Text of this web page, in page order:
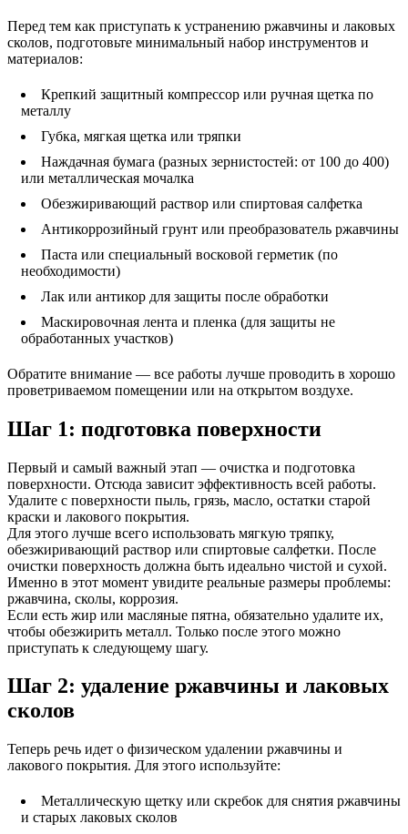
Перед тем как приступать к устранению ржавчины и лаковых
сколов, подготовьте минимальный набор инструментов и
материалов:
Крепкий защитный компрессор или ручная щетка по
металлу
Губка, мягкая щетка или тряпки
Наждачная бумага (разных зернистостей: от 100 до 400)
или металлическая мочалка
Обезжиривающий раствор или спиртовая салфетка
Антикоррозийный грунт или преобразователь ржавчины
Паста или специальный восковой герметик (по
необходимости)
Лак или антикор для защиты после обработки
Маскировочная лента и пленка (для защиты не
обработанных участков)
Обратите внимание — все работы лучше проводить в хорошо
проветриваемом помещении или на открытом воздухе.
Шаг 1: подготовка поверхности
Первый и самый важный этап — очистка и подготовка
поверхности. Отсюда зависит эффективность всей работы.
Удалите с поверхности пыль, грязь, масло, остатки старой
краски и лакового покрытия.
Для этого лучше всего использовать мягкую тряпку,
обезжиривающий раствор или спиртовые салфетки. После
очистки поверхность должна быть идеально чистой и сухой.
Именно в этот момент увидите реальные размеры проблемы:
ржавчина, сколы, коррозия.
Если есть жир или масляные пятна, обязательно удалите их,
чтобы обезжирить металл. Только после этого можно
приступать к следующему шагу.
Шаг 2: удаление ржавчины и лаковых
сколов
Теперь речь идет о физическом удалении ржавчины и
лакового покрытия. Для этого используйте:
Металлическую щетку или скребок для снятия ржавчины
и старых лаковых сколов